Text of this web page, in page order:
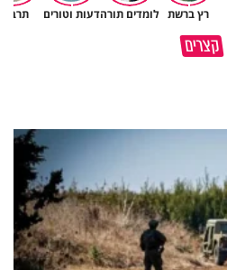
רץ ברשת לומדים תורהדעות וטורים
קצרים
גם ׳הרע׳ זה הרחמים של בורא